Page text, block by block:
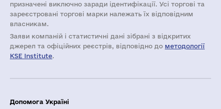
призначені виключно заради ідентифікації. Усі торгові та
зареєстровані торгові марки належать їх відповідним
власникам.
Заяви компаній i статистичні дані зібрані з відкритих
джерел та офіційних реєстрів, відповідно до методології
KSE Institute.
Допомога Україні